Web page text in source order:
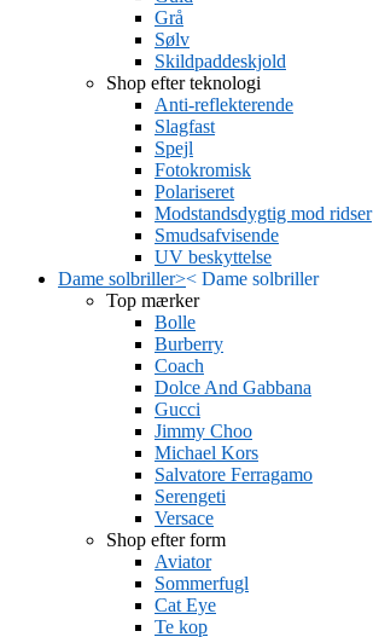
Grå
Sølv
Skildpaddeskjold
Shop efter teknologi
Anti-reflekterende
Slagfast
Spejl
Fotokromisk
Polariseret
Modstandsdygtig mod ridser
Smudsafvisende
UV beskyttelse
Dame solbriller>< Dame solbriller
Top mærker
Bolle
Burberry
Coach
Dolce And Gabbana
Gucci
Jimmy Choo
Michael Kors
Salvatore Ferragamo
Serengeti
Versace
Shop efter form
Aviator
Sommerfugl
Cat Eye
Te kop